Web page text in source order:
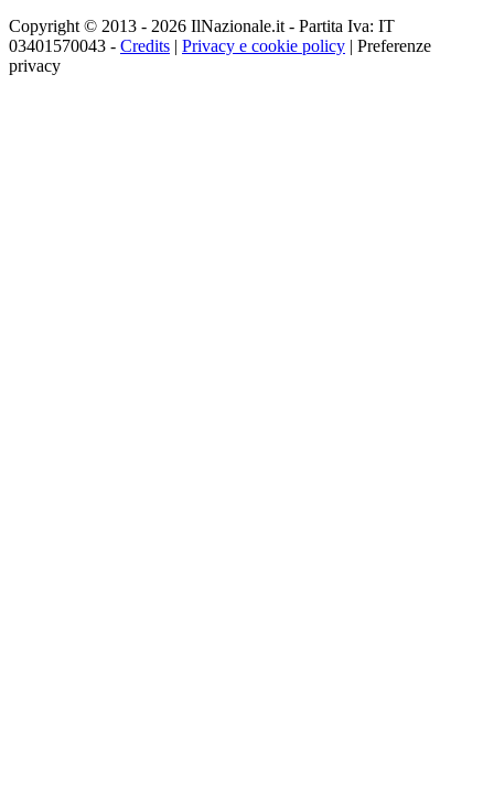
Copyright © 2013 - 2026 IlNazionale.it - Partita Iva: IT
03401570043 - Credits | Privacy e cookie policy | Preferenze
privacy